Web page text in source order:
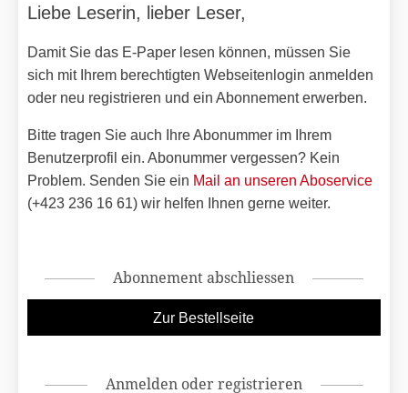
Liebe Leserin, lieber Leser,
Damit Sie das E-Paper lesen können, müssen Sie
sich mit Ihrem berechtigten Webseitenlogin anmelden
oder neu registrieren und ein Abonnement erwerben.
Bitte tragen Sie auch Ihre Abonummer im Ihrem
Benutzerprofil ein. Abonummer vergessen? Kein
Problem. Senden Sie ein Mail an unseren Aboservice
(+423 236 16 61) wir helfen Ihnen gerne weiter.
Abonnement abschliessen
Anmelden oder registrieren